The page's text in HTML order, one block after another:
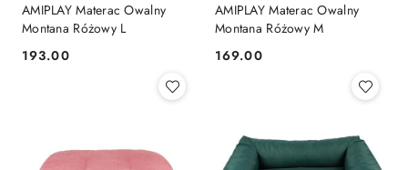
AMIPLAY Materac Owalny
Montana Różowy L
Cena:
193.00
AMIPLAY Materac Owalny
Montana Różowy M
Cena:
169.00